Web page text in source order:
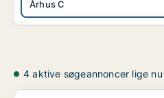
Århus C
4 aktive søgeannoncer lige nu